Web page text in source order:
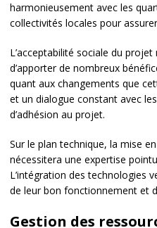
harmonieusement avec les
collectivités locales pour
L’acceptabilité sociale du
d’apporter de nombreux
quant aux changements que
et un dialogue constant avec
d’adhésion au projet.
Sur le plan technique, la mise
nécessitera une expertise
L’intégration des technologies
de leur bon fonctionnement et
Gestion des